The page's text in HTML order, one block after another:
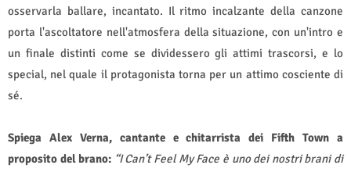
osservarla ballare, incantato. Il ritmo incalzante della canzone
porta l'ascoltatore nell'atmosfera della situazione, con un'intro e
un finale distinti come se dividessero gli attimi trascorsi, e lo
special, nel quale il protagonista torna per un attimo cosciente di
sé.
Spiega Alex Verna, cantante e chitarrista dei Fifth Town a
proposito del brano: “I Can’t Feel My Face è uno dei nostri brani di